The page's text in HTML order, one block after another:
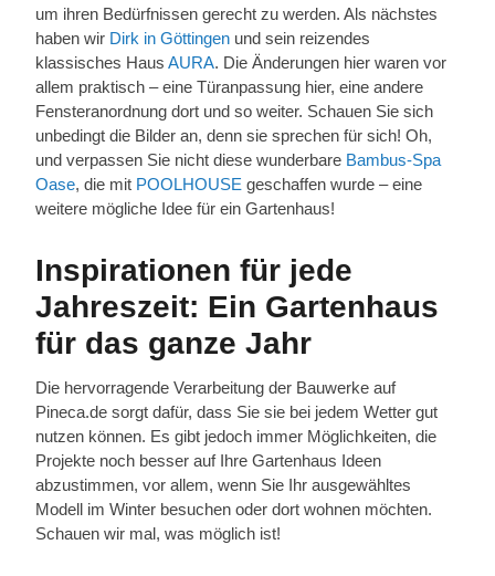
um ihren Bedürfnissen gerecht zu werden. Als nächstes
haben wir Dirk in Göttingen und sein reizendes
klassisches Haus AURA. Die Änderungen hier waren vor
allem praktisch – eine Türanpassung hier, eine andere
Fensteranordnung dort und so weiter. Schauen Sie sich
unbedingt die Bilder an, denn sie sprechen für sich! Oh,
und verpassen Sie nicht diese wunderbare Bambus-Spa
Oase, die mit POOLHOUSE geschaffen wurde – eine
weitere mögliche Idee für ein Gartenhaus!
Inspirationen für jede
Jahreszeit: Ein Gartenhaus
für das ganze Jahr
Die hervorragende Verarbeitung der Bauwerke auf
Pineca.de sorgt dafür, dass Sie sie bei jedem Wetter gut
nutzen können. Es gibt jedoch immer Möglichkeiten, die
Projekte noch besser auf Ihre Gartenhaus Ideen
abzustimmen, vor allem, wenn Sie Ihr ausgewähltes
Modell im Winter besuchen oder dort wohnen möchten.
Schauen wir mal, was möglich ist!